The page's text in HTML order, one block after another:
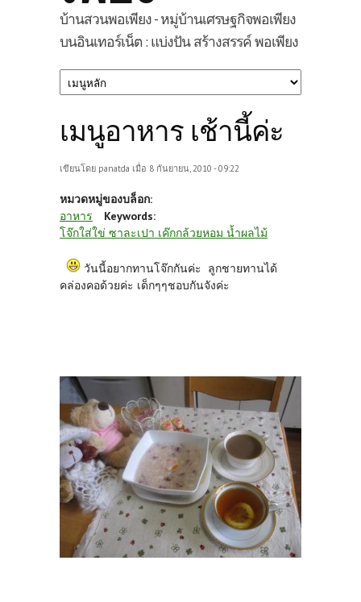
บ้านสวนพอเพียง - หมู่บ้านเศรษฐกิจพอเพียง
บนอินเทอร์เน็ต : แบ่งปัน สร้างสรรค์ พอเพียง
เมนูอาหาร เช้านี้ค่ะ
เขียนโดย panatda เมื่อ 8 กันยายน, 2010 - 09:22
หมวดหมู่ของบล็อก:
อาหาร
Keywords:
โจ๊กใส่ใข่ ซาละเปา เค๊กกล้วยหอม นํ้าผลไม้
วันนี้อยากทานโจ๊กกันค่ะ ลูกชายทานได้
คล่องคอด้วยค่ะ เด็กๆๆชอบกันจังค่ะ